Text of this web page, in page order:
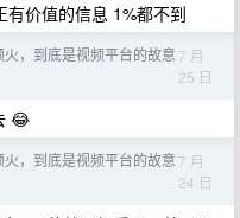
价值的信息 1%都不到
火，到底是视频平台的故意 7 月
25 日
😂
火，到底是视频平台的故意 7 月
24 日